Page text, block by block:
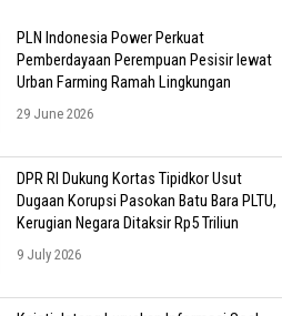
PLN Indonesia Power Perkuat
Pemberdayaan Perempuan Pesisir lewat
Urban Farming Ramah Lingkungan
29 June 2026
DPR RI Dukung Kortas Tipidkor Usut
Dugaan Korupsi Pasokan Batu Bara PLTU,
Kerugian Negara Ditaksir Rp5 Triliun
9 July 2026